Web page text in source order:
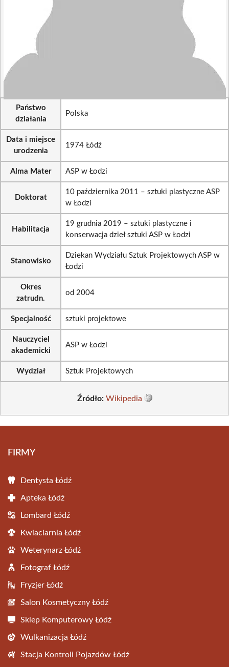
Państwo
działania
Polska
Data i miejsce
urodzenia
1974 Łódź
Alma Mater ASP w Łodzi
Doktorat
10 października 2011 – sztuki plastyczne ASP
w Łodzi
Habilitacja
19 grudnia 2019 – sztuki plastyczne i
konserwacja dzieł sztuki ASP w Łodzi
Stanowisko
Dziekan Wydziału Sztuk Projektowych ASP w
Łodzi
Okres
zatrudn.
od 2004
Specjalność sztuki projektowe
Nauczyciel
akademicki
ASP w Łodzi
Wydział Sztuk Projektowych
Źródło: Wikipedia
FIRMY
Dentysta Łódź
Apteka Łódź
Lombard Łódź
Kwiaciarnia Łódź
Weterynarz Łódź
Fotograf Łódź
Fryzjer Łódź
Salon Kosmetyczny Łódź
Sklep Komputerowy Łódź
Wulkanizacja Łódź
Stacja Kontroli Pojazdów Łódź